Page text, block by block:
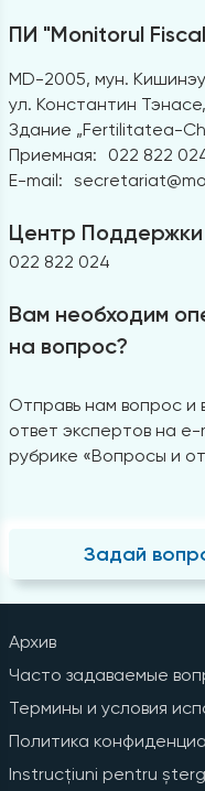
ПИ "Monitorul
MD-2005, мун. Кишинэу
ул. Константин
Здание „Fertilitatea-
Приемная:
022 822
E-mail:
Центр Поддержки
022 822 024
Вам необходим
на вопрос?
Отправь нам вопрос и
ответ экспертов на
рубрике «Вопросы и
Задай
Архив
Часто задаваемые
Термины и условия
Политика
Instrucțiuni pentru